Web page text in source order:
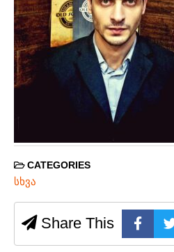
CATEGORIES
სხვა
Share This